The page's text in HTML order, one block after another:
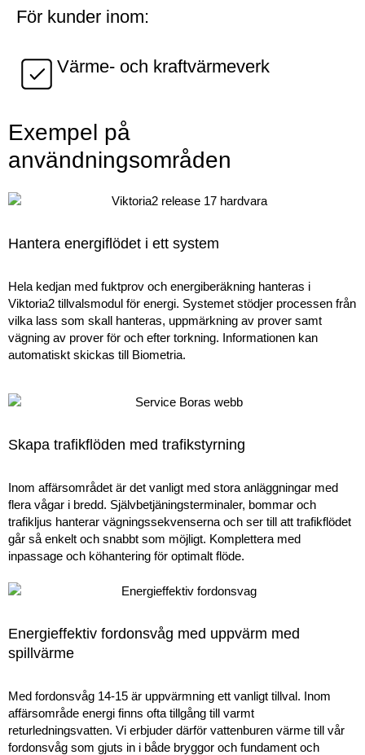
För kunder inom:
Värme- och kraftvärmeverk
Exempel på
användningsområden
Hantera energiflödet i ett system
Hela kedjan med fuktprov och energiberäkning hanteras i
Viktoria2 tillvalsmodul för energi. Systemet stödjer processen från
vilka lass som skall hanteras, uppmärkning av prover samt
vägning av prover för och efter torkning. Informationen kan
automatiskt skickas till Biometria.
Skapa trafikflöden med trafikstyrning
Inom affärsområdet är det vanligt med stora anläggningar med
flera vågar i bredd. Självbetjäningsterminaler, bommar och
trafikljus hanterar vägningssekvenserna och ser till att trafikflödet
går så enkelt och snabbt som möjligt. Komplettera med
inpassage och köhantering för optimalt flöde.
Energieffektiv fordonsvåg med uppvärm med
spillvärme
Med fordonsvåg 14-15 är uppvärmning ett vanligt tillval. Inom
affärsområde energi finns ofta tillgång till varmt
returledningsvatten. Vi erbjuder därför vattenburen värme till vår
fordonsvåg som gjuts in i både bryggor och fundament och